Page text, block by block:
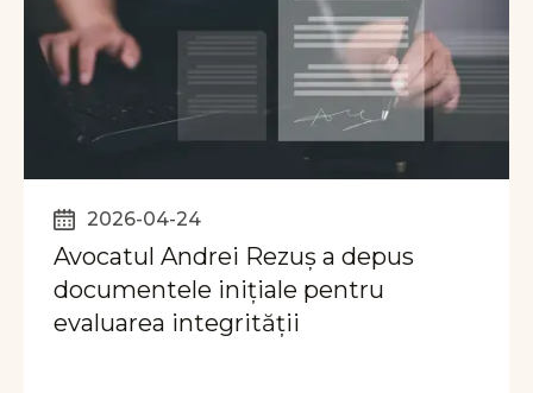
2026-04-24
Avocatul Andrei Rezuș a depus
documentele inițiale pentru
evaluarea integrității